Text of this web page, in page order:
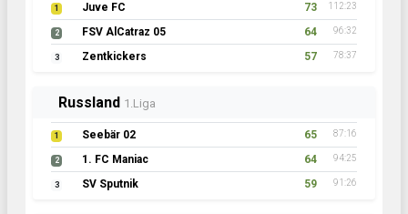
1 Juve FC 73 112:23
2 FSV AlCatraz 05 64 96:32
3 Zentkickers 57 78:37
Russland 1.Liga
1 Seebär 02 65 87:16
2 1. FC Maniac 64 94:25
3 SV Sputnik 59 91:26